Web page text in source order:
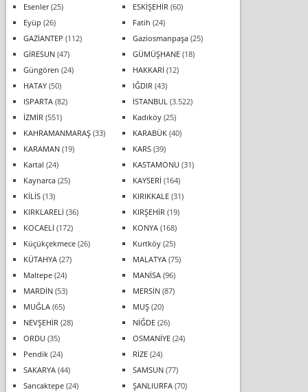
Esenler(25) ESKİŞEHİR (60)
Eyüp (26) Fatih (24)
GAZİANTEP (112) Gaziosmanpaşa(25)
GİRESUN(47) GÜMÜŞHANE(18)
Güngören (24) HAKKARİ (12)
HATAY(50) IĞDIR (43)
ISPARTA(82) İSTANBUL (3.522)
İZMİR (551) Kadıköy(25)
KAHRAMANMARAŞ(33) KARABÜK(40)
KARAMAN(19) KARS(39)
Kartal (24) KASTAMONU (31)
Kaynarca(25) KAYSERİ (164)
KİLİS(13) KIRIKKALE(31)
KIRKLARELİ (36) KIRŞEHİR (19)
KOCAELİ (172) KONYA(168)
Küçükçekmece(26) Kurtköy(25)
KÜTAHYA(27) MALATYA(75)
Maltepe(24) MANİSA(96)
MARDİN(53) MERSİN(87)
MUĞLA(65) MUŞ(20)
NEVŞEHİR (28) NİĞDE(26)
ORDU (35) OSMANİYE(24)
Pendik(24) RİZE(24)
SAKARYA(44) SAMSUN(77)
Sancaktepe(24) ŞANLIURFA(70)